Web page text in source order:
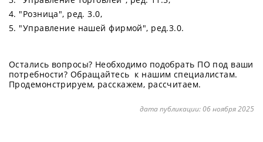
"Розница", ред. 3.0,
"Управление нашей фирмой", ред.3.0.
Остались вопросы? Необходимо подобрать ПО под ваши
потребности? Обращайтесь к нашим специалистам.
Продемонстрируем, расскажем, рассчитаем.
дата публикации:06 ноября 2025